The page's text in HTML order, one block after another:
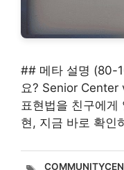
## 메타 설명 (80-
요? Senior Center
표현법을 친구에게
현, 지금 바로 확인
태